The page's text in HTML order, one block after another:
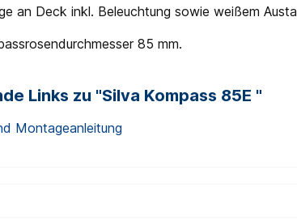
an Deck inkl. Beleuchtung sowie weißem
85 mm.
Links zu "Silva Kompass 85E "
Montageanleitung